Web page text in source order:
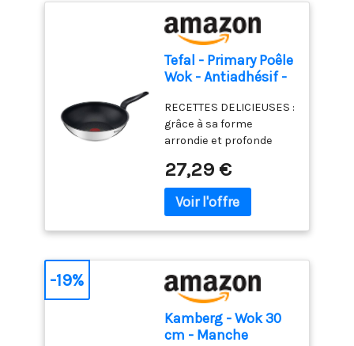
Tefal - Primary Poêle
Wok - Antiadhésif -
RECETTES DELICIEUSES :
grâce à sa forme
arrondie et profonde
idéale pour faire sauter
des légumes, de la
viande ou du poisson
performances et une
fiabilité durables,
découvrez une poêle de
qualité supérieure
conçue pour durer
SECURITE ASSUREE :
27,29 €
Kamberg - Wok 30
cm - Manche
-19%